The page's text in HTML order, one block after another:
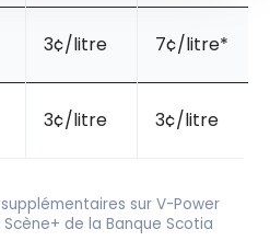
3¢/litre 7¢/litre*
3¢/litre 3¢/litre
sur V-Power
de la Banque Scotia